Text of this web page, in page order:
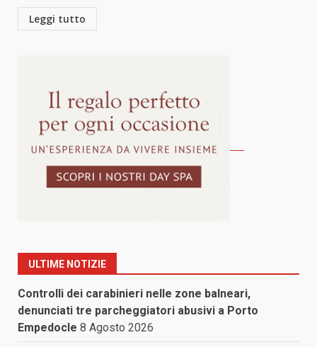
Leggi tutto
ULTIME NOTIZIE
Controlli dei carabinieri nelle zone balneari,
denunciati tre parcheggiatori abusivi a Porto
Empedocle 8 Agosto 2026